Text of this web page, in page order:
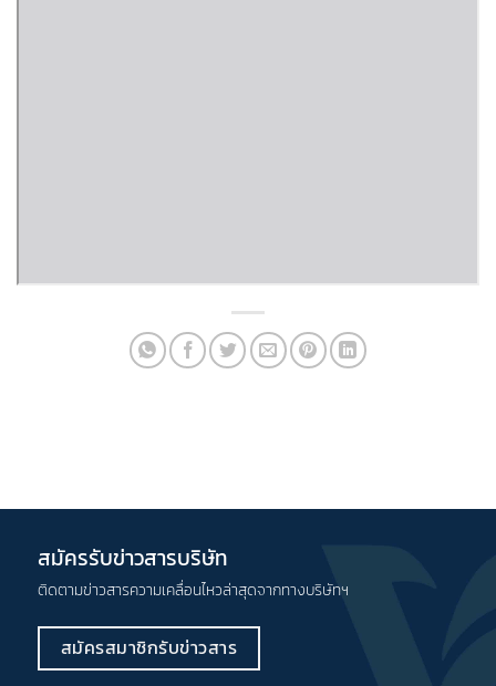
สมัครรับข่าวสารบริษัท
ติดตามข่าวสารความเคลื่อนไหวล่าสุดจากทางบริษัทฯ
สมัครสมาชิกรับข่าวสาร